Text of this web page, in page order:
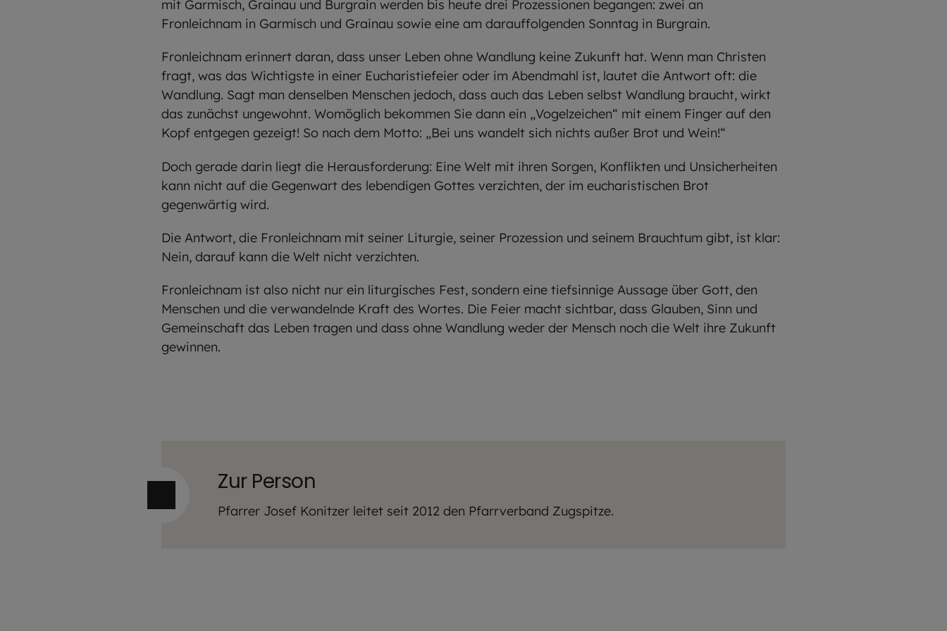
mit Garmisch, Grainau und Burgrain werden bis heute drei Prozessionen begangen: zwei an
Fronleichnam in Garmisch und Grainau sowie eine am darauffolgenden Sonntag in Burgrain.
Fronleichnam erinnert daran, dass unser Leben ohne Wandlung keine Zukunft hat. Wenn man Christen
fragt, was das Wichtigste in einer Eucharistiefeier oder im Abendmahl ist, lautet die Antwort oft: die
Wandlung. Sagt man denselben Menschen jedoch, dass auch das Leben selbst Wandlung braucht, wirkt
das zunächst ungewohnt. Womöglich bekommen Sie dann ein „Vogelzeichen“ mit einem Finger auf den
Kopf entgegen gezeigt! So nach dem Motto: „Bei uns wandelt sich nichts außer Brot und Wein!“
Doch gerade darin liegt die Herausforderung: Eine Welt mit ihren Sorgen, Konflikten und Unsicherheiten
kann nicht auf die Gegenwart des lebendigen Gottes verzichten, der im eucharistischen Brot
gegenwärtig wird.
Die Antwort, die Fronleichnam mit seiner Liturgie, seiner Prozession und seinem Brauchtum gibt, ist klar:
Nein, darauf kann die Welt nicht verzichten.
Fronleichnam ist also nicht nur ein liturgisches Fest, sondern eine tiefsinnige Aussage über Gott, den
Menschen und die verwandelnde Kraft des Wortes. Die Feier macht sichtbar, dass Glauben, Sinn und
Gemeinschaft das Leben tragen und dass ohne Wandlung weder der Mensch noch die Welt ihre Zukunft
gewinnen.
Zur Person
Pfarrer Josef Konitzer leitet seit 2012 den Pfarrverband Zugspitze.